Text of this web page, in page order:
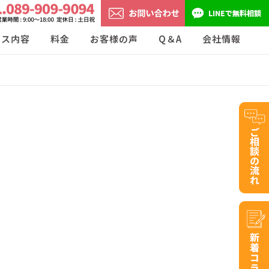
内容 料金 お客様の声 Q＆A 会社情報